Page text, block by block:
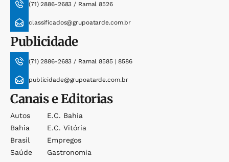
(71) 2886-2683 / Ramal 8526
classificados@grupoatarde.com.br
Publicidade
(71) 2886-2683 / Ramal 8585 | 8586
publicidade@grupoatarde.com.br
Canais e Editorias
Autos
Bahia
Brasil
Saúde
E.c. Bahia
E.c. Vitória
Empregos
Gastronomia